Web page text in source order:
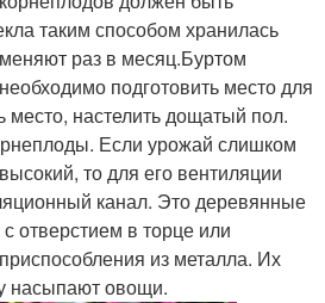
таким способом хранилась
раз в месяц.Буртом
подготовить место для
место, настелить дощатый пол.
Если урожай слишком
то для его вентиляции
канал. Это деревянные
отверстием в торце или
из металла. Их
насыпают овощи.